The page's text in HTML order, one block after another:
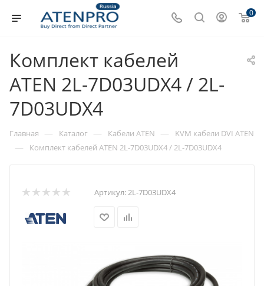
0
Комплект кабелей
ATEN 2L-7D03UDX4 / 2L-
7D03UDX4
Главная — Каталог — Кабели ATEN — KVM кабели DVI ATEN
— Комплект кабелей ATEN 2L-7D03UDX4 / 2L-7D03UDX4
Артикул:2L-7D03UDX4